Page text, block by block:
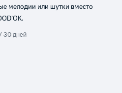
мелодии или шутки вместо
30 дней